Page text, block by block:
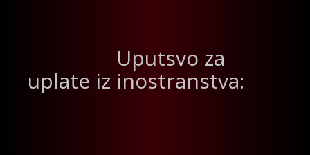
Uputsvo za
uplate iz inostranstva: